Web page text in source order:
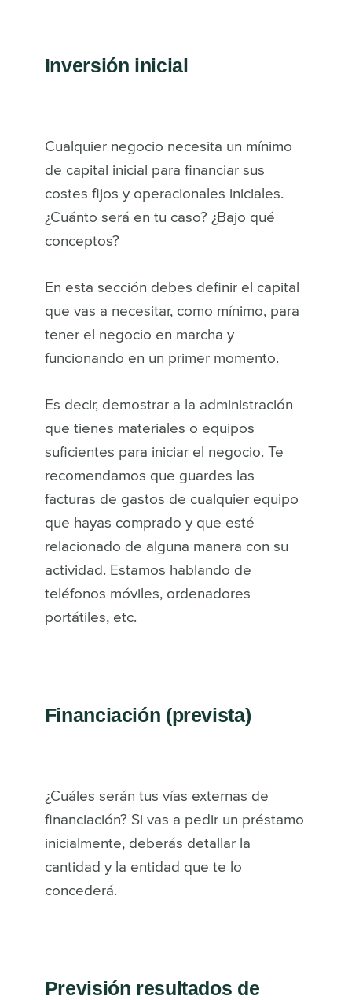
Inversión inicial
Cualquier negocio necesita un mínimo
de capital inicial para financiar sus
costes fijos y operacionales iniciales.
¿Cuánto será en tu caso? ¿Bajo qué
conceptos?
En esta sección debes definir el capital
que vas a necesitar, como mínimo, para
tener el negocio en marcha y
funcionando en un primer momento.
Es decir, demostrar a la administración
que tienes materiales o equipos
suficientes para iniciar el negocio. Te
recomendamos que guardes las
facturas de gastos de cualquier equipo
que hayas comprado y que esté
relacionado de alguna manera con su
actividad. Estamos hablando de
teléfonos móviles, ordenadores
portátiles, etc.
Financiación (prevista)
¿Cuáles serán tus vías externas de
financiación? Si vas a pedir un préstamo
inicialmente, deberás detallar la
cantidad y la entidad que te lo
concederá.
Previsión resultados de